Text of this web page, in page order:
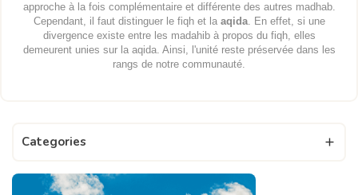
approche à la fois complémentaire et différente des autres madhab.
Cependant, il faut distinguer le fiqh et la aqida. En effet, si une
divergence existe entre les madahib à propos du fiqh, elles
demeurent unies sur la aqida. Ainsi, l'unité reste préservée dans les
rangs de notre communauté.
Categories 